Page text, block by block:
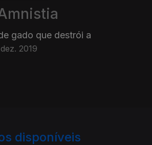
gado que destrói a
2019
disponíveis